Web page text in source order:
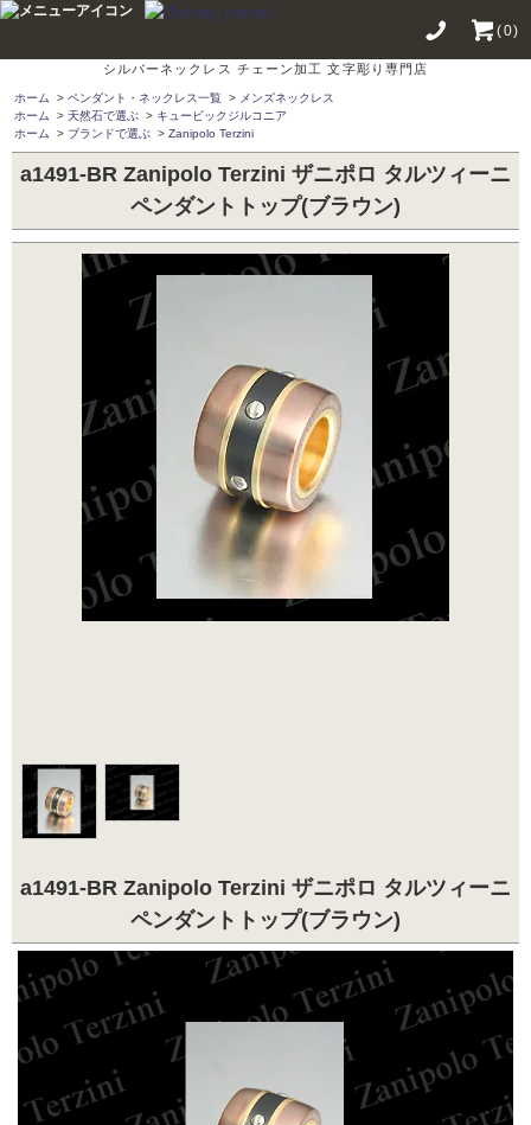
(0)
シルバーネックレス チェーン加工 文字彫り専門店
ホーム > ペンダント・ネックレス一覧 > メンズネックレス
ホーム
> 天然石で選ぶ > キュービックジルコニア
ホーム
> ブランドで選ぶ > Zanipolo Terzini
a1491-BR Zanipolo Terzini ザニポロ タルツィーニ
ペンダントトップ(ブラウン)
a1491-BR Zanipolo Terzini ザニポロ タルツィーニ
ペンダントトップ(ブラウン)